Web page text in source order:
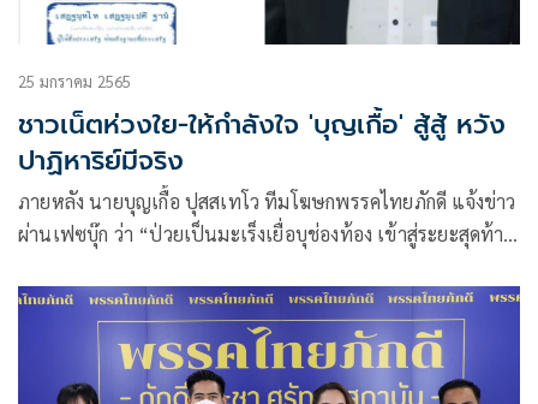
25 มกราคม 2565
ชาวเน็ตห่วงใย-ให้กำลังใจ 'บุญเกื้อ' สู้สู้ หวัง
ปาฏิหาริย์มีจริง
ภายหลัง นายบุญเกื้อ ปุสสเทโว ทีมโฆษกพรรคไทยภักดี แจ้งข่าว
ผ่านเฟซบุ๊ก ว่า “ป่วยเป็นมะเร็งเยื่อบุช่องท้อง เข้าสู่ระยะสุดท้าย
คาดคะเนว่าคงมีชีวิตอยู่ได้อีกไม่เกิน 10 วัน” ตามที่เสนอข่าวไป